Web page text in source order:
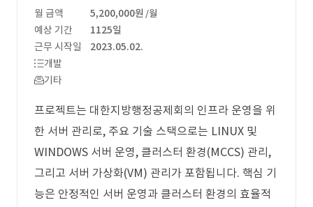
월 금액 5,200,000원 /월
예상 기간
1125일
근무 시작일
2023.05.02.
개발
기타
프로젝트는 대한지방행정공제회의 인프라 운영을 위
한 서버 관리로, 주요 기술 스택으로는 LINUX 및
WINDOWS 서버 운영, 클러스터 환경(MCCS) 관리,
그리고 서버 가상화(VM) 관리가 포함됩니다. 핵심 기
능은 안정적인 서버 운영과 클러스터 환경의 효율적